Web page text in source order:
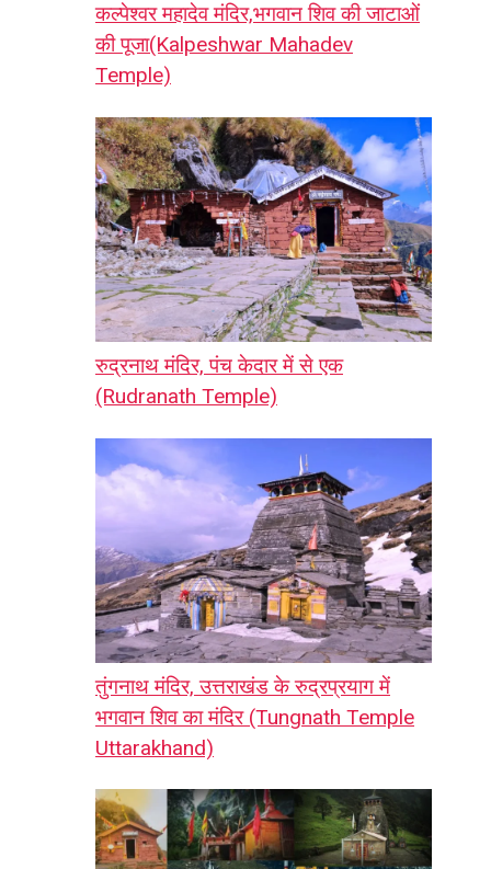
कल्पेश्वर महादेव मंदिर,भगवान शिव की जाटाओं
की पूजा(Kalpeshwar Mahadev
Temple)
रुद्रनाथ मंदिर, पंच केदार में से एक
(Rudranath Temple)
तुंगनाथ मंदिर, उत्तराखंड के रुद्रप्रयाग में
भगवान शिव का मंदिर (Tungnath Temple
Uttarakhand)